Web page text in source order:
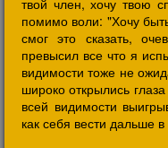
твой член, хочу твою
помимо воли: "Хочу
смог это сказать,
превысил все что я
видимости тоже не
широко открылись
всей видимости
как себя вести дальше